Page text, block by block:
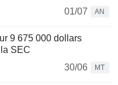
01/07
AN
9 675 000 dollars
SEC
30/06
MT